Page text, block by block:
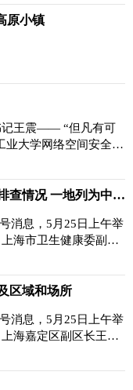
原小镇
记王震—— “但凡有可
业大学网络空间安全学
上海通报嘉定区1例本土无症状感染者排查情况 一地列为中风险地区
消息，5月25日上午举
海市卫生健康委副主
区域和场所
消息，5月25日上午举
海嘉定区副区长王浩